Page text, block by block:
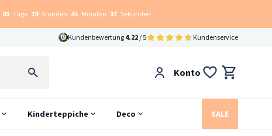
03 Tage 19 Stunden 45 Minuten 36 Sekunden
Kundenbewertung 4.22 / 5 Kundenservice
Konto
Kinderteppiche Deco SALE